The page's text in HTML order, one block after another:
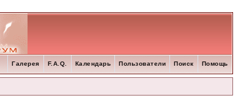
Помощь
Поиск
Пользователи
Календарь
F.A.Q.
Галерея